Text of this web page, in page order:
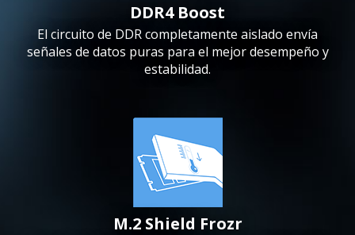
DDR4 Boost
El circuito de DDR completamente aislado envía
señales de datos puras para el mejor desempeño y
estabilidad.
M.2 Shield Frozr